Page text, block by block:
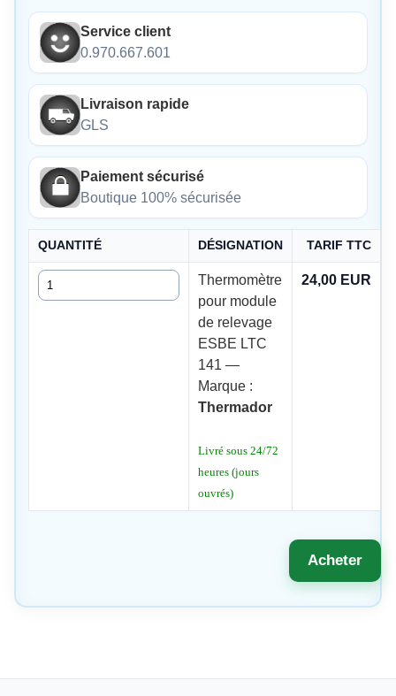
Service client
0.970.667.601
Livraison rapide
GLS
Paiement sécurisé
Boutique 100% sécurisée
QUANTITÉ DÉSIGNATION TARIF TTC
Quantité
Thermomètre
pour module
de relevage
ESBE LTC
141 —
Marque :
Thermador
Livré sous 24/72
heures (jours
ouvrés)
24,00 EUR
Acheter